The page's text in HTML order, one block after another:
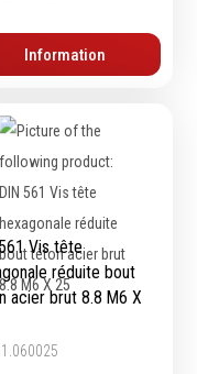
Information
Vis tête
réduite bout
acier brut 8.8 M6 X